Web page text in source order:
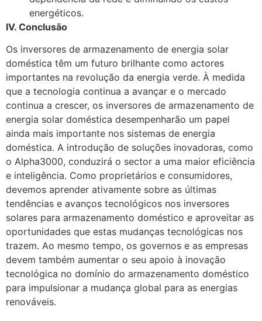
energéticos.
IV. Conclusão
Os inversores de armazenamento de energia solar
doméstica têm um futuro brilhante como actores
importantes na revolução da energia verde. À medida
que a tecnologia continua a avançar e o mercado
continua a crescer, os inversores de armazenamento de
energia solar doméstica desempenharão um papel
ainda mais importante nos sistemas de energia
doméstica. A introdução de soluções inovadoras, como
o Alpha3000, conduzirá o sector a uma maior eficiência
e inteligência. Como proprietários e consumidores,
devemos aprender ativamente sobre as últimas
tendências e avanços tecnológicos nos inversores
solares para armazenamento doméstico e aproveitar as
oportunidades que estas mudanças tecnológicas nos
trazem. Ao mesmo tempo, os governos e as empresas
devem também aumentar o seu apoio à inovação
tecnológica no domínio do armazenamento doméstico
para impulsionar a mudança global para as energias
renováveis.